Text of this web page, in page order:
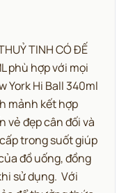
TINH CÓ ĐẾ
phù hợp với mọi
York Hi Ball 340ml
mảnh kết hợp
vẻ đẹp cân đối và
trong suốt giúp
đồ uống, đồng
sử dụng. Với